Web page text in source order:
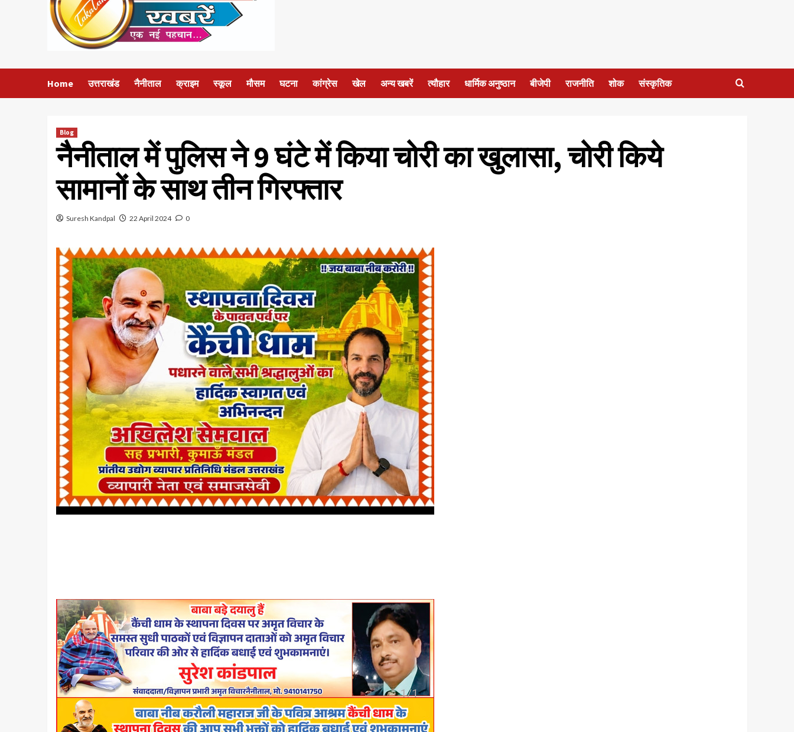
Home उत्तराखंड नैनीताल क्राइम स्कूल मौसम घटना कांग्रेस खेल अन्य खबरें त्यौहार धार्मिक अनुष्ठान बीजेपी राजनीति शोक संस्कृतिक
Blog
नैनीताल में पुलिस ने 9 घंटे में किया चोरी का खुलासा, चोरी किये
सामानों के साथ तीन गिरफ्तार
Suresh Kandpal 22 April 2024 0